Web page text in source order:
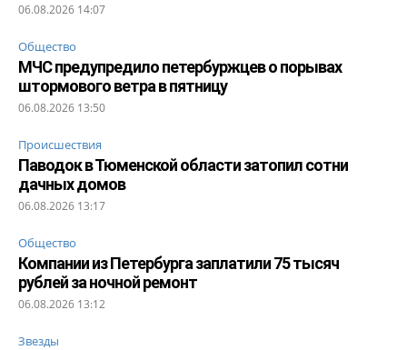
06.08.2026 14:07
Общество
МЧС предупредило петербуржцев о порывах
штормового ветра в пятницу
06.08.2026 13:50
Происшествия
Паводок в Тюменской области затопил сотни
дачных домов
06.08.2026 13:17
Общество
Компании из Петербурга заплатили 75 тысяч
рублей за ночной ремонт
06.08.2026 13:12
Звезды